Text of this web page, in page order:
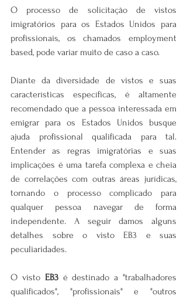
O processo de solicitação de vistos
imigratórios para os Estados Unidos para
profissionais, os chamados employment
based, pode variar muito de caso a caso.
Diante da diversidade de vistos e suas
características específicas, é altamente
recomendado que a pessoa interessada em
emigrar para os Estados Unidos busque
ajuda profissional qualificada para tal.
Entender as regras imigratórias e suas
implicações é uma tarefa complexa e cheia
de correlações com outras áreas jurídicas,
tornando o processo complicado para
qualquer pessoa navegar de forma
independente. A seguir damos alguns
detalhes sobre o visto EB3 e suas
peculiaridades.
O visto EB3 é destinado a "trabalhadores
qualificados", "profissionais" e "outros